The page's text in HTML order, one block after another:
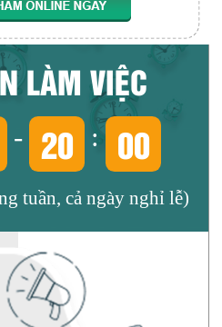
LÀM VIỆC
- 20 : 00
tuần, cả ngày nghỉ lễ)